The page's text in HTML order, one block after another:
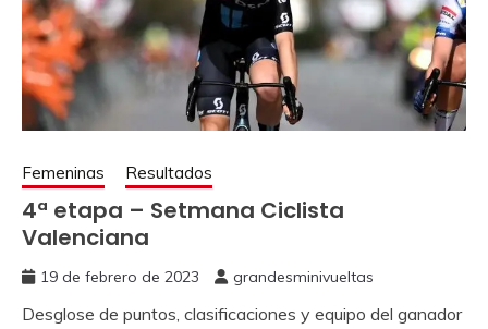
Femeninas Resultados
4ª etapa – Setmana Ciclista
Valenciana
19 de febrero de 2023 grandesminivueltas
Desglose de puntos, clasificaciones y equipo del ganador